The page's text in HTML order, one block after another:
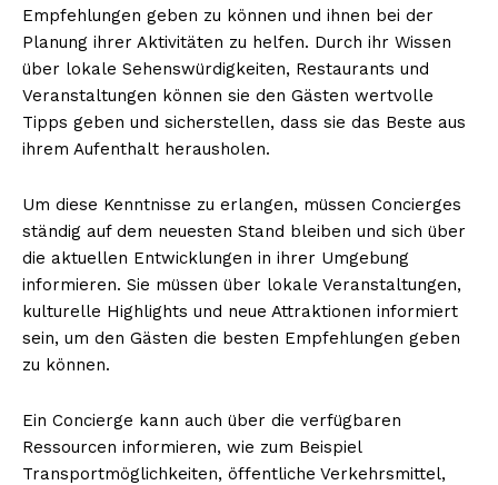
Empfehlungen geben zu können und ihnen bei der
Planung ihrer Aktivitäten zu helfen. Durch ihr Wissen
über lokale Sehenswürdigkeiten, Restaurants und
Veranstaltungen können sie den Gästen wertvolle
Tipps geben und sicherstellen, dass sie das Beste aus
ihrem Aufenthalt herausholen.
Um diese Kenntnisse zu erlangen, müssen Concierges
ständig auf dem neuesten Stand bleiben und sich über
die aktuellen Entwicklungen in ihrer Umgebung
informieren. Sie müssen über lokale Veranstaltungen,
kulturelle Highlights und neue Attraktionen informiert
sein, um den Gästen die besten Empfehlungen geben
zu können.
Ein Concierge kann auch über die verfügbaren
Ressourcen informieren, wie zum Beispiel
Transportmöglichkeiten, öffentliche Verkehrsmittel,